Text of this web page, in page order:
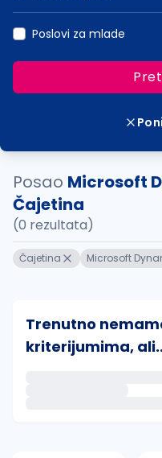
Poslovi za mlade
Posao Microsoft
Čajetina
(0 rezultata)
Čajetina Microsoft
Trenutno
kriterijumima,